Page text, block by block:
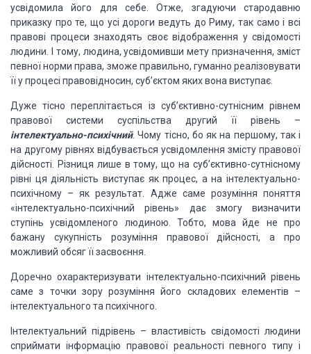
усвідомила його для себе. Отже, згадуючи стародавню
приказку про те, що усі дороги ведуть до Риму, так само і всі
правові процеси знаходять своєвідображення у свідомості
людини. І тому, людина, усвідомивши мету призначення, зміст
певної норми права, зможе правильно, гуманно реалізовувати
її у процесі правовідносин, суб’єктом яких вона виступає.
Дуже тісно переплітається із суб’єктивно-сутнісним рівнем
правової системи суспільства другий її рівень –
інтелектуально-психічний. Чому тісно, бо як на першому, так і
на другому рівнях відбувається усвідомлення змісту правової
дійсності. Різниця лише в тому, що на суб’єктивно-сутнісному
рівні ця діяльність виступає як процес, а на інтелектуально-
психічному – як результат.
Адже саме розуміння поняття
«інтелектуально-психічний рівень» дає змогу визначити
ступінь усвідомленого людиною. Тобто, мова йде не про
бажану сукупність розуміння правової дійсності, а про
можливий обсяг її засвоєння.
Доречно охарактеризувати інтелектуально-психічний рівень
саме з точки зору розуміння його складових елементів –
інтелектуального та психічного.
Інтелектуальний підрівень – властивість свідомості людини
сприймати інформацію правової реальності певного типу і